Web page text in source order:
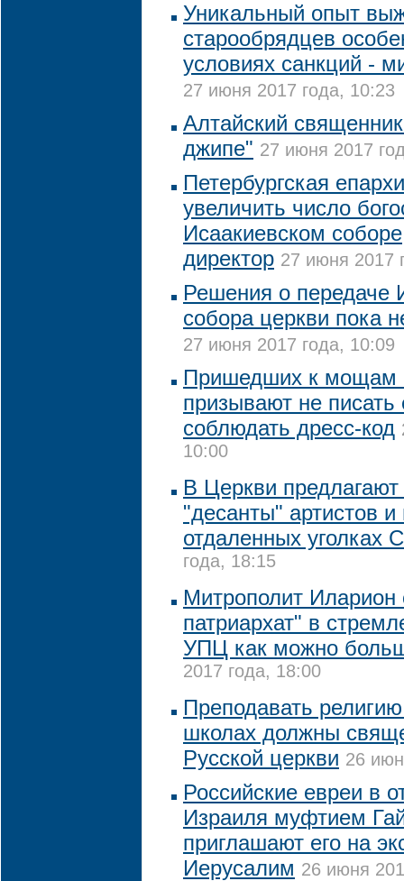
Уникальный опыт
старообрядцев
условиях санкций -
27 июня 2017 года, 10:23
Алтайский
джипе" 27 июня 2017
Петербургская
увеличить число
Исаакиевском
директор 27 июня 2017
Решения о передаче
собора церкви пока
27 июня 2017 года, 10:09
Пришедших к мощам
призывают не
соблюдать дресс-код
10:00
В Церкви
"десанты" артистов и
отдаленных уголках
года, 18:15
Митрополит Иларион
патриархат" в
УПЦ как можно
2017 года, 18:00
Преподавать
школах должны
Русской церкви 26
Российские евреи в
Израиля муфтием
приглашают его на
Иерусалим 26 июня